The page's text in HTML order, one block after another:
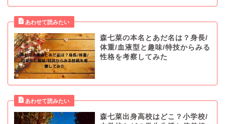
森七菜の本名とあだ名は？身長/
体重/血液型と趣味/特技からみる
性格を考察してみた
森七菜出身高校はどこ？小学校/